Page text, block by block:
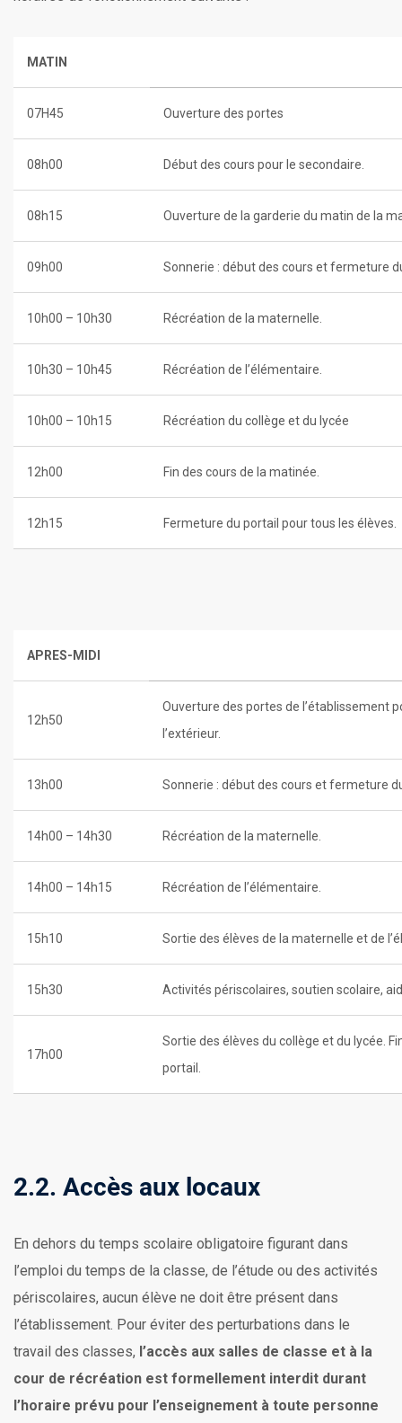
MATIN
07H45 Ouverture des portes
08h00 Début des cours pour le secondaire.
08h15 Ouverture de la garderie du matin de la
09h00 Sonnerie : début des cours et fermeture
10h00 – 10h30 Récréation de la maternelle.
10h30 – 10h45 Récréation de l’élémentaire.
10h00 – 10h15 Récréation du collège et du lycée
12h00 Fin des cours de la matinée.
12h15 Fermeture du portail pour tous les élèves.
APRES-MIDI
12h50
Ouverture des portes de l’établissement
l’extérieur.
13h00 Sonnerie : début des cours et fermeture
14h00 – 14h30 Récréation de la maternelle.
14h00 – 14h15 Récréation de l’élémentaire.
15h10 Sortie des élèves de la maternelle et de
15h30 Activités périscolaires, soutien scolaire,
17h00
Sortie des élèves du collège et du lycée.
portail.
2.2. Accès aux locaux
En dehors du temps scolaire obligatoire figurant dans
l’emploi du temps de la classe, de l’étude ou des activités
périscolaires, aucun élève ne doit être présent dans
l’établissement. Pour éviter des perturbations dans le
travail des classes, l’accès aux salles de classe et à la
cour de récréation est formellement interdit durant
l’horaire prévu pour l’enseignement à toute personne